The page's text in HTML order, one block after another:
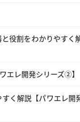
役割をわかりやすく
エレ開発シリーズ②】
く解説【パワエレ開